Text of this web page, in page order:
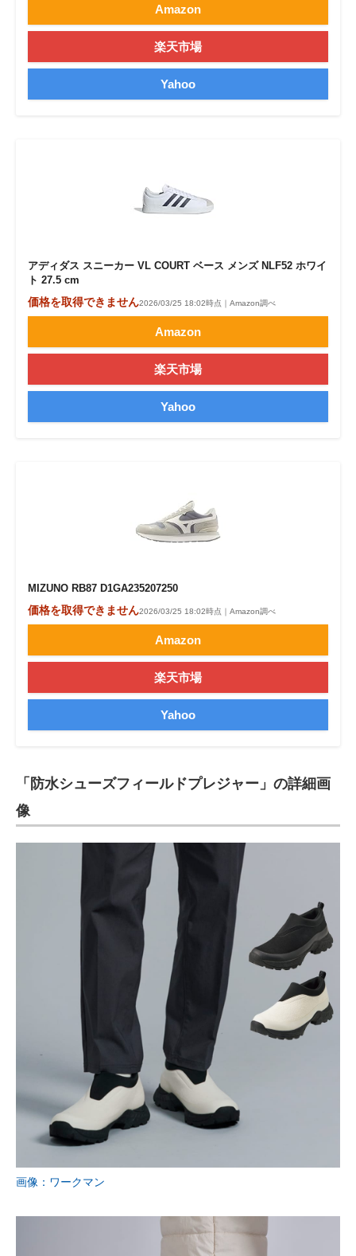
Amazon
楽天市場
Yahoo
アディダス スニーカー VL COURT ベース メンズ NLF52 ホワイ
ト 27.5 cm
価格を取得できません2026/03/25 18:02時点｜Amazon調べ
Amazon
楽天市場
Yahoo
MIZUNO RB87 D1GA235207250
価格を取得できません2026/03/25 18:02時点｜Amazon調べ
Amazon
楽天市場
Yahoo
「防水シューズフィールドプレジャー」の詳細画
像
画像：ワークマン